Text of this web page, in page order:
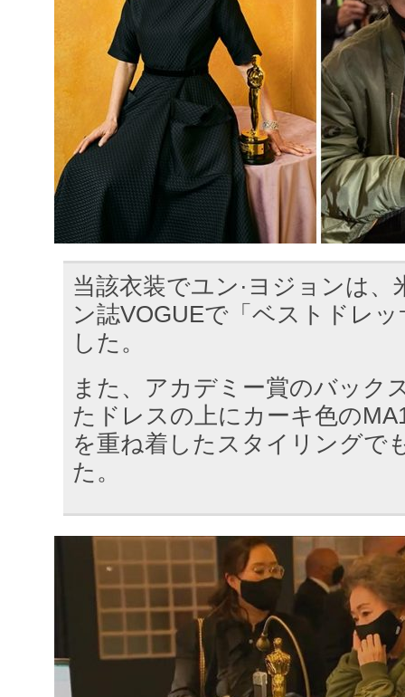
当該衣装でユン·ヨジョンは
ン誌VOGUEで「ベストドレ
した。
また、アカデミー賞のバック
たドレスの上にカーキ色の
を重ね着したスタイリングで
た。